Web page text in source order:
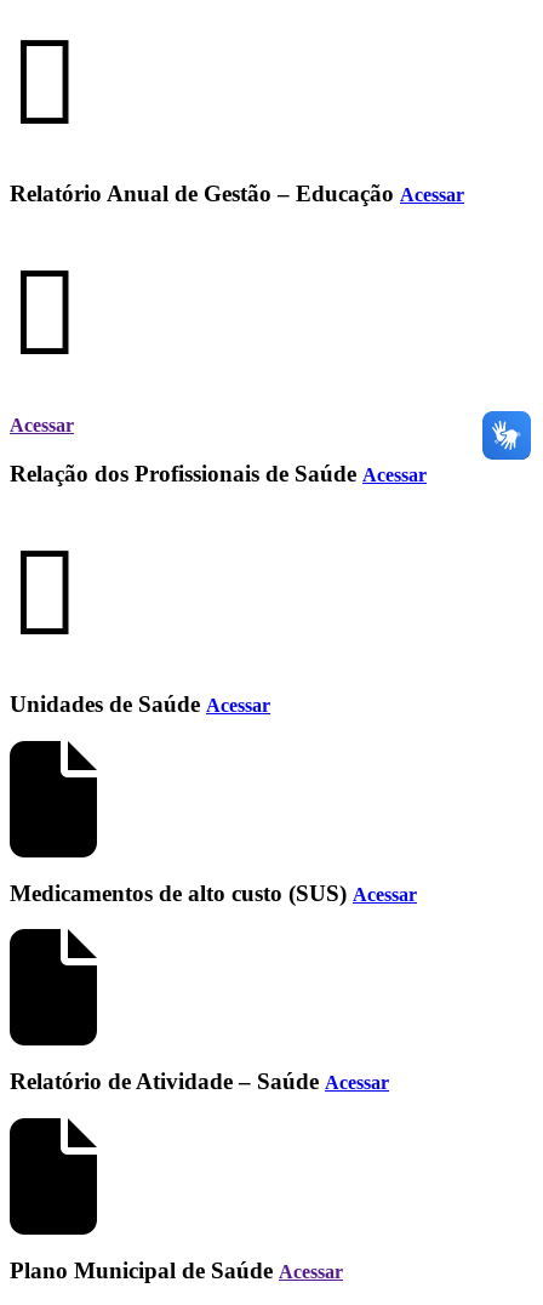
Relatório Anual de Gestão – Educação Acessar
Acessar
Relação dos Profissionais de Saúde Acessar
Unidades de Saúde Acessar
Medicamentos de alto custo (SUS) Acessar
Relatório de Atividade – Saúde Acessar
Plano Municipal de Saúde Acessar